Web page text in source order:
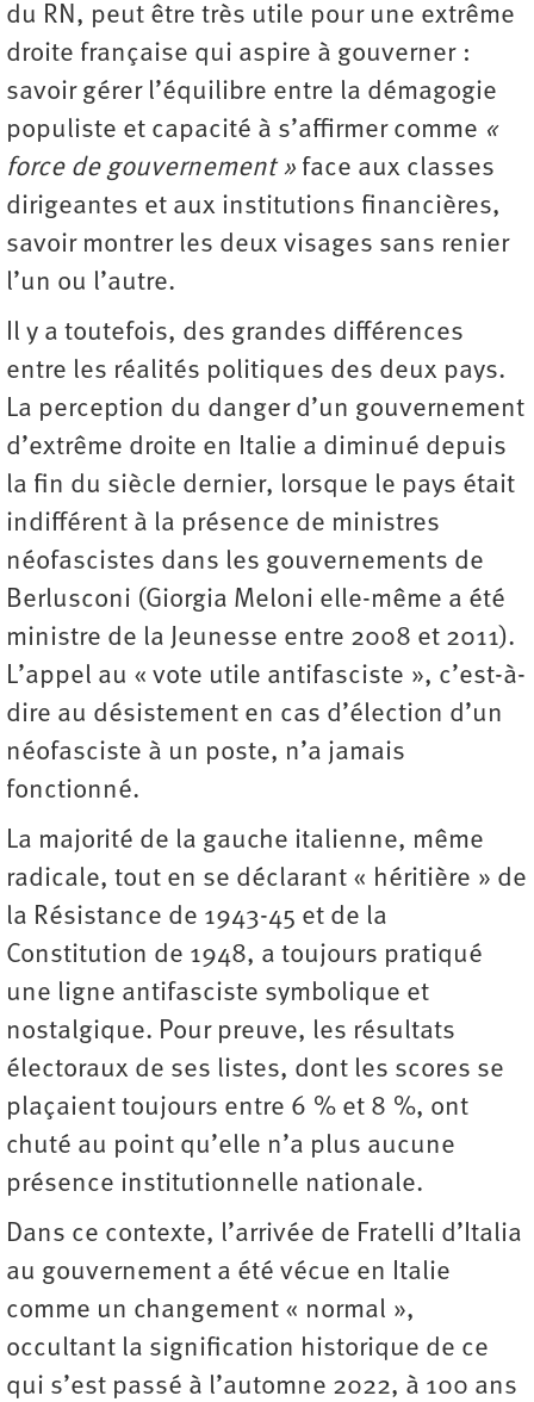
du RN, peut être très utile pour une extrême
droite française qui aspire à gouverner :
savoir gérer l’équilibre entre la démagogie
populiste et capacité à s’affirmer comme «
force de gouvernement » face aux classes
dirigeantes et aux institutions financières,
savoir montrer les deux visages sans renier
l’un ou l’autre.
Il y a toutefois, des grandes différences
entre les réalités politiques des deux pays.
La perception du danger d’un gouvernement
d’extrême droite en Italie a diminué depuis
la fin du siècle dernier, lorsque le pays était
indifférent à la présence de ministres
néofascistes dans les gouvernements de
Berlusconi (Giorgia Meloni elle-même a été
ministre de la Jeunesse entre 2008 et 2011).
L’appel au « vote utile antifasciste », c’est-à-
dire au désistement en cas d’élection d’un
néofasciste à un poste, n’a jamais
fonctionné.
La majorité de la gauche italienne, même
radicale, tout en se déclarant « héritière » de
la Résistance de 1943-45 et de la
Constitution de 1948, a toujours pratiqué
une ligne antifasciste symbolique et
nostalgique. Pour preuve, les résultats
électoraux de ses listes, dont les scores se
plaçaient toujours entre 6 % et 8 %, ont
chuté au point qu’elle n’a plus aucune
présence institutionnelle nationale.
Dans ce contexte, l’arrivée de Fratelli d’Italia
au gouvernement a été vécue en Italie
comme un changement « normal »,
occultant la signification historique de ce
qui s’est passé à l’automne 2022, à 100 ans